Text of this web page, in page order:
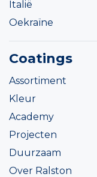
Italië
Oekraïne
Coatings
Assortiment
Kleur
Academy
Projecten
Duurzaam
Over Ralston